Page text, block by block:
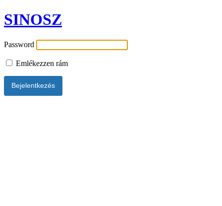
SINOSZ
Password
Emlékezzen rám